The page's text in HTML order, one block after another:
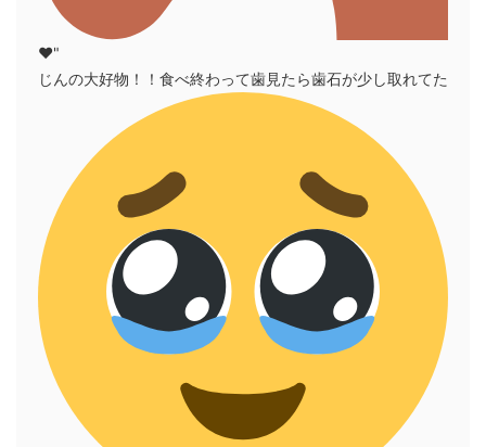
❤︎"
じんの大好物！！食べ終わって歯見たら歯石が少し取れてた